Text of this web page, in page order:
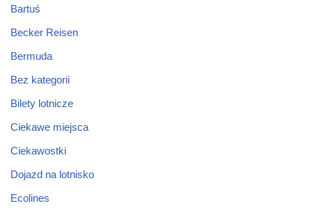
Bartuś
Becker Reisen
Bermuda
Bez kategorii
Bilety lotnicze
Ciekawe miejsca
Ciekawostki
Dojazd na lotnisko
Ecolines